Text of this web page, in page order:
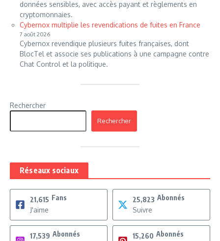
données sensibles, avec accès payant et règlements en
cryptomonnaies.
Cybernox multiplie les revendications de fuites en France
7 août 2026
Cybernox revendique plusieurs fuites françaises, dont
BlocTel et associe ses publications à une campagne contre
Chat Control et la politique.
Rechercher
Rechercher
Réseaux sociaux
21,615 Fans
J'aime
25,823 Abonnés
Suivre
17,539 Abonnés
15,260 Abonnés